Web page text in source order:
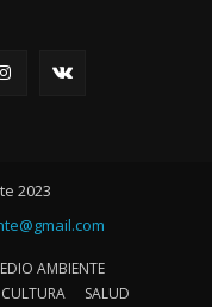
2023
AMBIENTE
CULTURA SALUD